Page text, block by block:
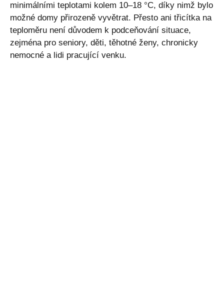
minimálními teplotami kolem 10–18 °C, díky nimž bylo
možné domy přirozeně vyvětrat. Přesto ani třicítka na
teploměru není důvodem k podceňování situace,
zejména pro seniory, děti, těhotné ženy, chronicky
nemocné a lidi pracující venku.